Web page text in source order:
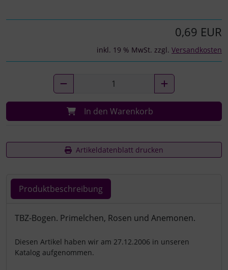
0,69 EUR
inkl. 19 % MwSt. zzgl. Versandkosten
In den Warenkorb
Artikeldatenblatt drucken
Produktbeschreibung
Produktbeschreibung
TBZ-Bogen. Primelchen, Rosen und Anemonen.
Diesen Artikel haben wir am 27.12.2006 in unseren
Katalog aufgenommen.